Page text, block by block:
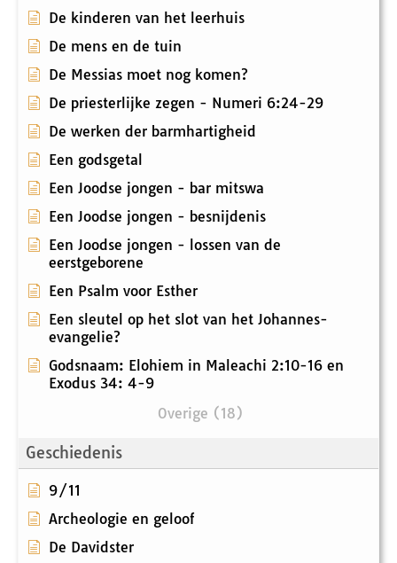
De kinderen van het leerhuis
De mens en de tuin
De Messias moet nog komen?
De priesterlijke zegen - Numeri 6:24-29
De werken der barmhartigheid
Een godsgetal
Een Joodse jongen - bar mitswa
Een Joodse jongen - besnijdenis
Een Joodse jongen - lossen van de
eerstgeborene
Een Psalm voor Esther
Een sleutel op het slot van het Johannes-
evangelie?
Godsnaam: Elohiem in Maleachi 2:10-16 en
Exodus 34: 4-9
Overige (18)
Geschiedenis
9/11
Archeologie en geloof
De Davidster